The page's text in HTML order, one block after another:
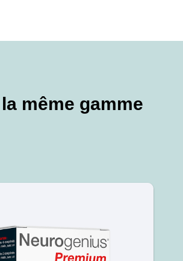
même gamme